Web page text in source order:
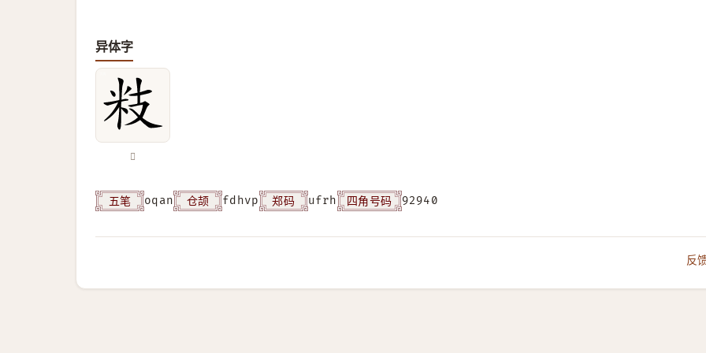
异体字
𥸳
五笔 oqan 仓颉 fdhvp 郑码 ufrh 四角号码 92940
反